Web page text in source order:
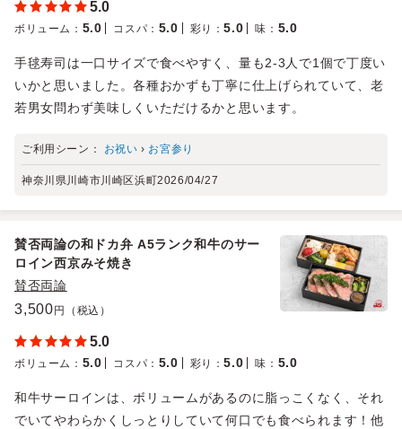
5.0
ボリューム ： 5.0 コスパ ： 5.0 彩り ：5.0 味 ： 5.0
手毬寿司は一口サイズで食べやすく、量も2-3人で1個で丁度い
いかと思いました。各種おかずも丁寧に仕上げられていて、老
若男女問わず美味しくいただけるかと思います。
ご利用シーン： お祝い › お宮参り
神奈川県川崎市川崎区浜町2026/04/27
賛否両論の和ドカ弁 A5ランク和牛のサー
ロイン西京みそ焼き
賛否両論
3,500 円（税込）
5.0
ボリューム ： 5.0 コスパ ： 5.0 彩り ：5.0 味 ： 5.0
和牛サーロインは、ボリュームがあるのに脂っこくなく、それ
でいてやわらかくしっとりしていて何口でも食べられます！他